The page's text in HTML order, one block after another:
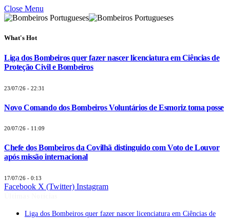
Close Menu
What's Hot
Liga dos Bombeiros quer fazer nascer licenciatura em Ciências de
Proteção Civil e Bombeiros
23/07/26 - 22:31
Novo Comando dos Bombeiros Voluntários de Esmoriz toma posse
20/07/26 - 11:09
Chefe dos Bombeiros da Covilhã distinguido com Voto de Louvor
após missão internacional
17/07/26 - 0:13
Facebook X (Twitter) Instagram
Liga dos Bombeiros quer fazer nascer licenciatura em Ciências de